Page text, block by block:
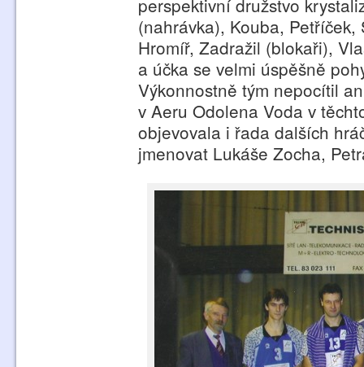
perspektivní družstvo
(nahrávka), Kouba,
Hromíř, Zadražil (blokaři),
a účka se velmi úspěšně
Výkonnostně tým nepocítil
v Aeru Odolena Voda v
objevovala i řada dalších
jmenovat Lukáše Zocha,